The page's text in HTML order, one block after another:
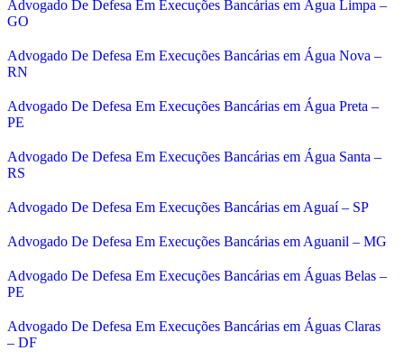
Advogado De Defesa Em Execuções Bancárias em Água Limpa –
GO
Advogado De Defesa Em Execuções Bancárias em Água Nova –
RN
Advogado De Defesa Em Execuções Bancárias em Água Preta –
PE
Advogado De Defesa Em Execuções Bancárias em Água Santa –
RS
Advogado De Defesa Em Execuções Bancárias em Aguaí – SP
Advogado De Defesa Em Execuções Bancárias em Aguanil – MG
Advogado De Defesa Em Execuções Bancárias em Águas Belas –
PE
Advogado De Defesa Em Execuções Bancárias em Águas Claras
– DF